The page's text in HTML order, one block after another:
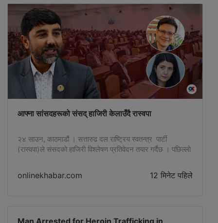
आफ्ना सांसदहरूको संसद् हाजिरी केलाउँदै रास्वपा
२४ साउन, काठमाडौं । सत्तारुढ दल राष्ट्रिय स्वतन्त्र पार्टी
(रास्वपा)ले संसदको हाजिरी विश्लेषण प्रतिवेदन तयार गर्दैछ । पछिल्लो
अध्ययन गर्न लागेको हो । संसद् बैठकमा सुरुमा उपस्थित भएपनि बीचमा
…
onlinekhabar.com 12 मिनेट पहिले
Man Arrested for Heroin Trafficking in